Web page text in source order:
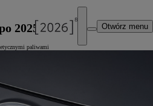
Otwórz menu
2025 w Osace
paliwami